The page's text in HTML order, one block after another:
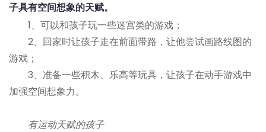
子具有空间想象的天赋。
1、可以和孩子玩一些迷宫类的游戏；
2、回家时让孩子走在前面带路，让他尝试画路线图的
游戏；
3、准备一些积木、乐高等玩具，让孩子在动手游戏中
加强空间想象力。
有运动天赋的孩子